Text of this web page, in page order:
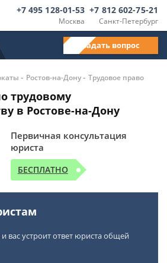
Москва
+7 495 128-01-53
Санкт-Петербург
+7 812 602-75-21
Задать вопрос
- Ростов-на-Дону- Трудовое право
трудовому
в Ростове-на-Дону
Первичная консультация
юриста
БЕСПЛАТНО
вас устроит ответ юриста общей